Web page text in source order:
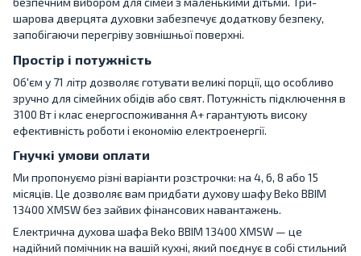
шарова дверцята духовки забезпечує додаткову безпеку,
запобігаючи перегріву зовнішньої поверхні.
Простір і потужність
Об'єм у 71 літр дозволяє готувати великі порції, що особливо
зручно для сімейних обідів або свят. Потужність підключення в
3100 Вт і клас енергоспоживання A+ гарантують високу
ефективність роботи і економію електроенергії.
Гнучкі умови оплати
Ми пропонуємо різні варіанти розстрочки: на 4, 6, 8 або 15
місяців. Це дозволяє вам придбати духову шафу Beko BBIM
13400 XMSW без зайвих фінансових навантажень.
Електрична духова шафа Beko BBIM 13400 XMSW — це
надійний помічник на вашій кухні, який поєднує в собі стильний